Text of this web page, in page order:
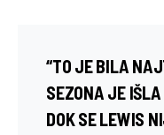
“TO JE BILA
SEZONA JE
DOK SE LEWIS